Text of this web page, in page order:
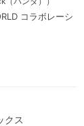
コラボレーシ
クス